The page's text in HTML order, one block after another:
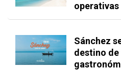
operativas
Sánchez
destino